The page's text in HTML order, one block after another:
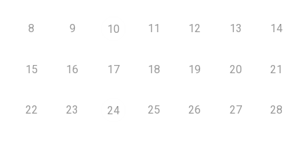
8 9 10 11 12 13 14
15 16 17 18 19 20 21
22 23 24 25 26 27 28